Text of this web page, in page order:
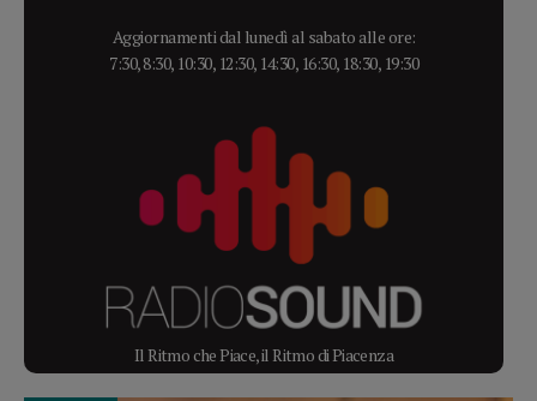
Aggiornamenti dal lunedì al sabato alle ore:
7:30, 8:30, 10:30, 12:30, 14:30, 16:30, 18:30, 19:30
Il Ritmo che Piace, il Ritmo di Piacenza